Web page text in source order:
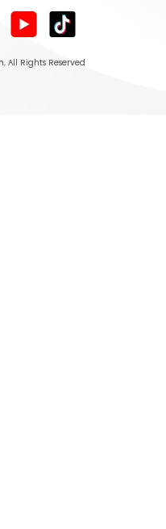
, All Rights Reserved